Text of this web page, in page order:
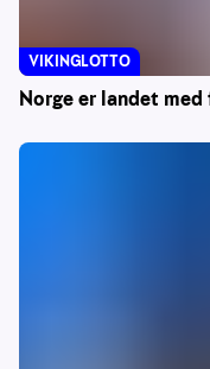
Norge er landet
VIKINGLOTTO